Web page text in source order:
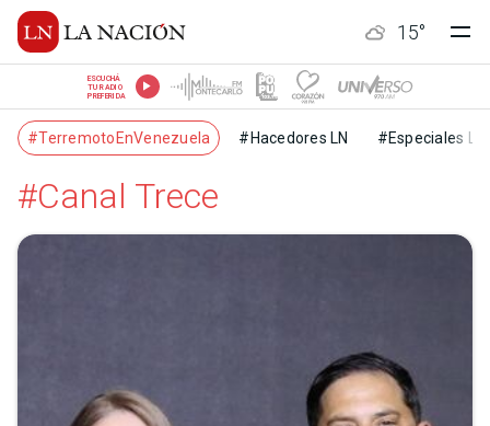
15°
ESCUCHÁ
TU RADIO
PREFERIDA
#TerremotoEnVenezuela #Hacedores LN #Especiales LN
#Canal Trece